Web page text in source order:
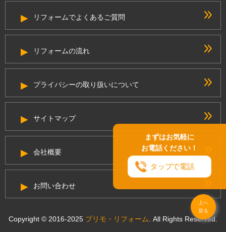
まずはお気軽に
お電話ください！
タップで電話
上へ
戻る
リフォームでよくあるご質問
リフォームの流れ
プライバシーの取り扱いについて
サイトマップ
会社概要
お問い合わせ
Copyright © 2016-2025 プリモ・リフォーム . All Rights Reserved.